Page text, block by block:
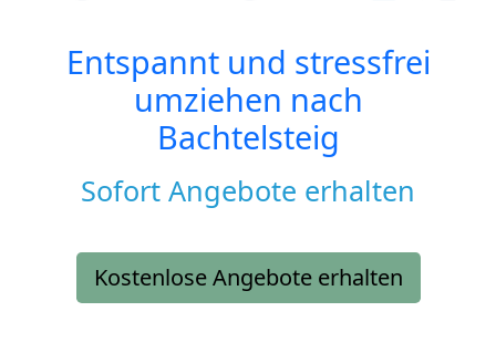
Entspannt und stressfrei
umziehen nach
Bachtelsteig
Sofort Angebote erhalten
Kostenlose Angebote erhalten